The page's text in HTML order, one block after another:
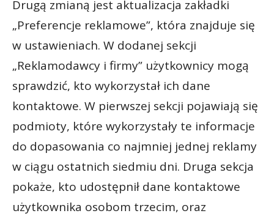
Drugą zmianą jest aktualizacja zakładki
„Preferencje reklamowe”, która znajduje się
w ustawieniach. W dodanej sekcji
„Reklamodawcy i firmy” użytkownicy mogą
sprawdzić, kto wykorzystał ich dane
kontaktowe. W pierwszej sekcji pojawiają się
podmioty, które wykorzystały te informacje
do dopasowania co najmniej jednej reklamy
w ciągu ostatnich siedmiu dni. Druga sekcja
pokaże, kto udostępnił dane kontaktowe
użytkownika osobom trzecim, oraz